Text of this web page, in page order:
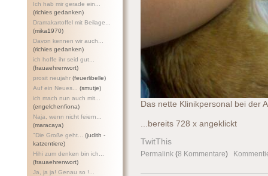
Ich hab mir gerade ein...
(richies gedanken)
Dramakartoffel mit Beilage...
(mika1970)
Davon kennen wir auch...
(richies gedanken)
ich hoffe ihr seid gut...
(frauaehrenwort)
prosit neujahr (feuerlibelle)
Auf ein Neues...
(smutje)
ich mach nun auch mit...
(engelchenfiona)
Naja, wenn nicht feiern...
(maracaya)
"Die Große geht...
(judith -
katzentiere)
Hihi zum denken bin ich...
(frauaehrenwort)
Ja, ja ja! Genau so !...
Das nette Klinikpersonal bei der
...bereits 728 x angeklickt
TwitThis
Permalink (8 Kommentare)